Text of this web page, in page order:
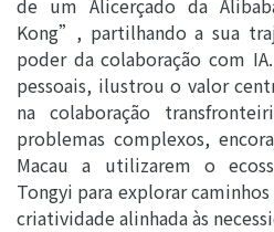
de um Alicerçado da
Kong”, partilhando a sua
poder da colaboração com
pessoais, ilustrou o valor
na colaboração
problemas complexos,
Macau a utilizarem o
Tongyi para explorar
criatividade alinhada às